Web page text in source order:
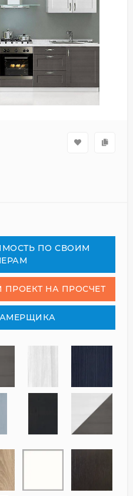
ПО СВОИМ
ПРОЕКТ НА ПРОСЧЕТ